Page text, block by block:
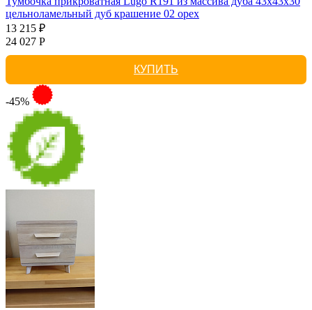
цельноламельный дуб крашение 02 орех
13 215 ₽
24 027 Р
КУПИТЬ
-45%